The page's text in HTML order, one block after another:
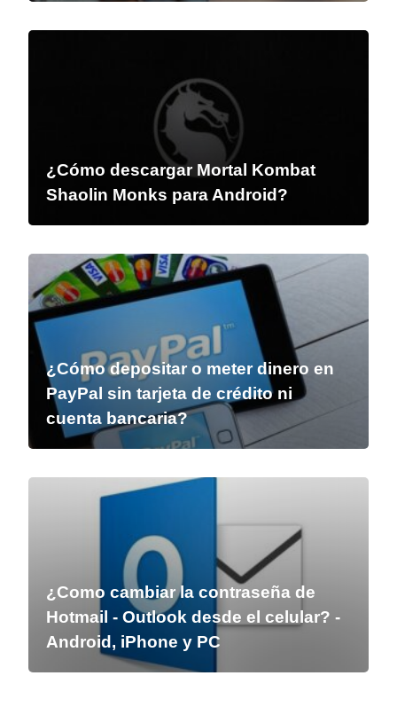
¿Cómo descargar Mortal Kombat
Shaolin Monks para Android?
¿Cómo depositar o meter dinero en
PayPal sin tarjeta de crédito ni
cuenta bancaria?
¿Como cambiar la contraseña de
Hotmail - Outlook desde el celular? -
Android, iPhone y PC